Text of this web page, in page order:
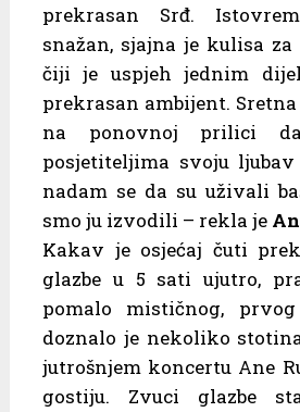
prekrasan Srđ.
snažan, sjajna je kulisa za
čiji je uspjeh jednim
prekrasan ambijent.
na ponovnoj prilici
posjetiteljima svoju
nadam se da su uživali
smo ju izvodili – rekla je
Kakav je osjećaj čuti
glazbe u 5 sati ujutro,
pomalo mističnog,
doznalo je nekoliko
jutrošnjem koncertu Ane
gostiju. Zvuci glazbe